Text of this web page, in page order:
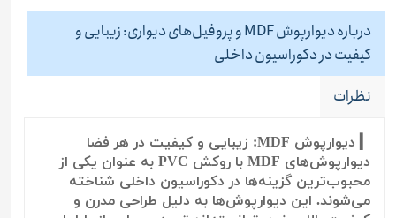
درباره دیوارپوش MDF و پروفیل‌های دیواری: زیبایی و
کیفیت در دکوراسیون داخلی
نظرات
▎ دیوارپوش MDF: زیبایی و کیفیت در هر فضا
دیوارپوش‌های MDF با روکش PVC به عنوان یکی از
محبوب‌ترین گزینه‌ها در دکوراسیون داخلی شناخته
می‌شوند. این دیوارپوش‌ها به دلیل طراحی مدرن و